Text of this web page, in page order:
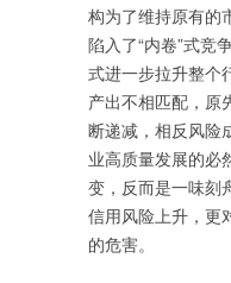
构为了维持原有的
陷入了“内卷”式竞
式进一步拉升整个
产出不相匹配，原
断递减，相反风险
业高质量发展的必
变，反而是一味刻
信用风险上升，更
的危害。